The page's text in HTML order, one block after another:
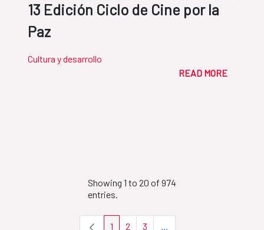
13 Edición Ciclo de Cine por la
Paz
Cultura y desarrollo
READ MORE
Showing 1 to 20 of 974
entries.
1 2 3 ...